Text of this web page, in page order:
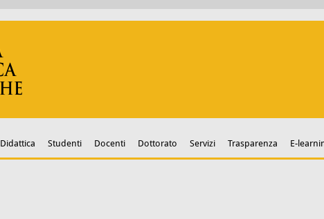
Didattica Studenti Docenti Dottorato Servizi Trasparenza E-